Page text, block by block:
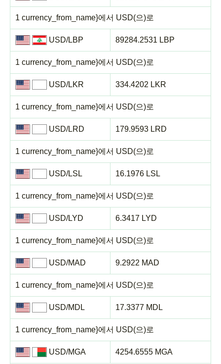
1 currency_from_name}에서 USD(으)로
USD/LBP
1 currency_from_name}에서 USD(으)로
89284.2531 LBP
USD/LKR
1 currency_from_name}에서 USD(으)로
334.4202 LKR
USD/LRD
1 currency_from_name}에서 USD(으)로
179.9593 LRD
USD/LSL
1 currency_from_name}에서 USD(으)로
16.1976 LSL
USD/LYD
1 currency_from_name}에서 USD(으)로
6.3417 LYD
USD/MAD
1 currency_from_name}에서 USD(으)로
9.2922 MAD
USD/MDL
1 currency_from_name}에서 USD(으)로
17.3377 MDL
USD/MGA 4254.6555 MGA